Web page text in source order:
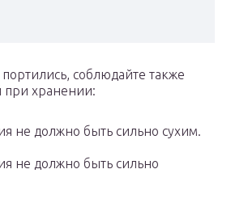
соблюдайте также
при хранении:
не должно быть сильно сухим.
не должно быть сильно